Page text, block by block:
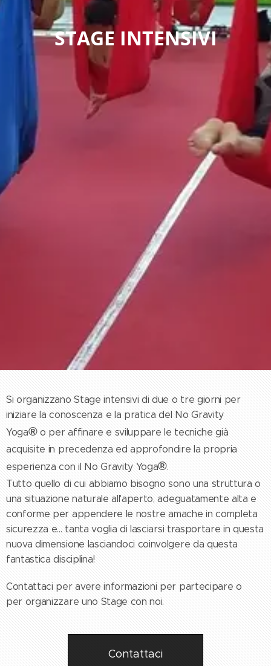
STAGE INTENSIVI
Si organizzano Stage intensivi di due o tre giorni per
iniziare la conoscenza e la pratica del No Gravity
Yoga®o per affinare e sviluppare le tecniche già
acquisite in precedenza ed approfondire la propria
esperienza con il No Gravity Yoga®.
Tutto quello di cui abbiamo bisogno sono una struttura o
una situazione naturale all'aperto, adeguatamente alta e
conforme per appendere le nostre amache in completa
sicurezza e... tanta voglia di lasciarsi trasportare in questa
nuova dimensione lasciandoci coinvolgere da questa
fantastica disciplina!
Contattaci per avere informazioni per partecipare o
per organizzare uno Stage con noi.
Contattaci